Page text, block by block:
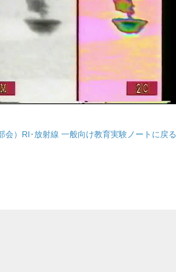
会）RI･放射線 一般向け教育実験ノートに戻る